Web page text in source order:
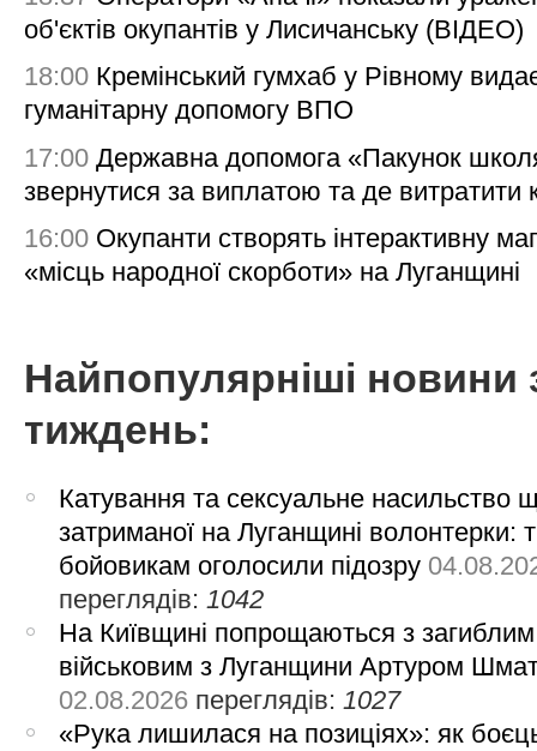
об'єктів окупантів у Лисичанську (ВІДЕО)
18:00 Кремінський гумхаб у Рівному
гуманітарну допомогу ВПО
17:00 Державна допомога «Пакунок
звернутися за виплатою та де витратити
16:00 Окупанти створять інтерактивну
«місць народної скорботи» на Луганщині
Найпопулярніші новини
тиждень:
Катування та сексуальне насильство
затриманої на Луганщині волонтерки:
бойовикам оголосили підозру
переглядів:1042
На Київщині попрощаються з загиблим
військовим з Луганщини Артуром
02.08.2026 переглядів:1027
«Рука лишилася на позиціях»: як